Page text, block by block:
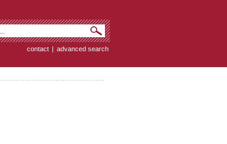
contact | advanced search